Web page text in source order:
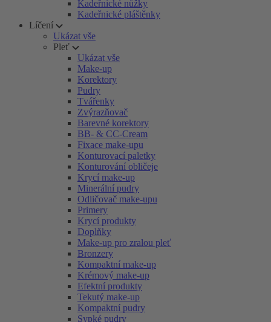
Kadeřnické nůžky
Kadeřnické pláštěnky
Líčení
Ukázat vše
Pleť
Ukázat vše
Make-up
Korektory
Pudry
Tvářenky
Zvýrazňovač
Barevné korektory
BB- & CC-Cream
Fixace make-upu
Konturovací paletky
Konturování obličeje
Krycí make-up
Minerální pudry
Odličovač make-upu
Primery
Krycí produkty
Doplňky
Make-up pro zralou pleť
Bronzery
Kompaktní make-up
Krémový make-up
Efektní produkty
Tekutý make-up
Kompaktní pudry
Sypké pudry